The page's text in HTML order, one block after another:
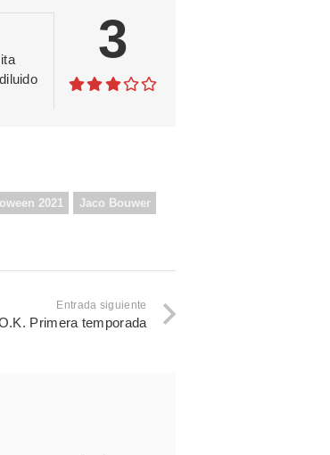
3
2021 Jaco Bouwer
Entrada siguiente
Primera temporada